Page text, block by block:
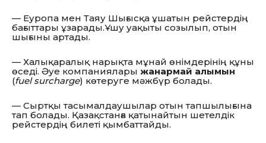
— Еуропа мен Таяу Шығысқа ұшатын рейстердің
бағыттары ұзарады.Ұшу уақыты созылып, отын
шығыны артады.
— Халықаралық нарықта мұнай өнімдерінің құны
өседі. Әуе компаниялары жанармай алымын
(fuel surcharge) көтеруге мәжбүр болады.
— Сыртқы тасымалдаушылар отын тапшылығына
тап болады. Қазақстанға қатынайтын шетелдік
рейстердің билеті қымбаттайды.